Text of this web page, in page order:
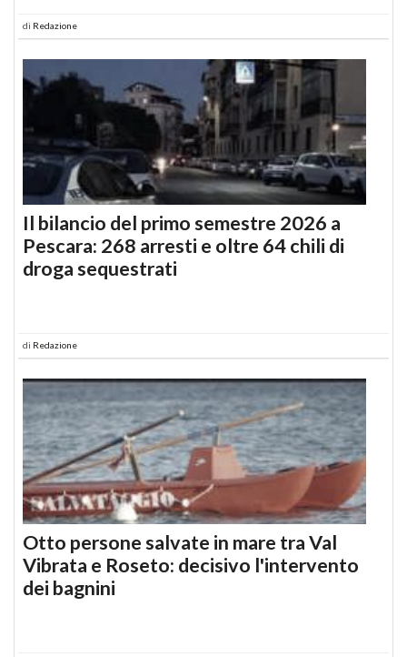
di Redazione
Il bilancio del primo semestre 2026 a
Pescara: 268 arresti e oltre 64 chili di
droga sequestrati
di Redazione
Otto persone salvate in mare tra Val
Vibrata e Roseto: decisivo l'intervento
dei bagnini